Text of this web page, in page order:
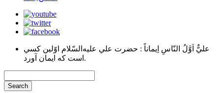
عليٌّ اَوَّلُ النّاسِ اِيماناً : حضرت علي عليه‌السّلام اوّلين كسي
است كه ايمان آورد.